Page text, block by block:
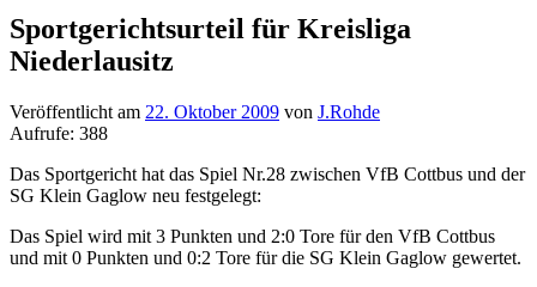
Sportgerichtsurteil für Kreisliga
Niederlausitz
Veröffentlicht am 22. Oktober 2009 von J.Rohde
Aufrufe: 388
Das Sportgericht hat das Spiel Nr.28 zwischen VfB Cottbus und der
SG Klein Gaglow neu festgelegt:
Das Spiel wird mit 3 Punkten und 2:0 Tore für den VfB Cottbus
und mit 0 Punkten und 0:2 Tore für die SG Klein Gaglow gewertet.